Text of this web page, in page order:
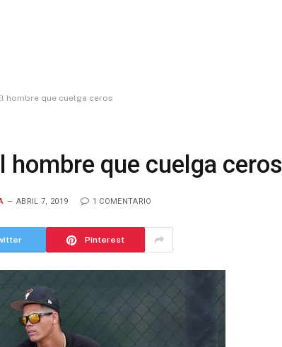
hombre que cuelga ceros
hombre que cuelga ceros
ABRIL 7, 2019 1 COMENTARIO
Pinterest